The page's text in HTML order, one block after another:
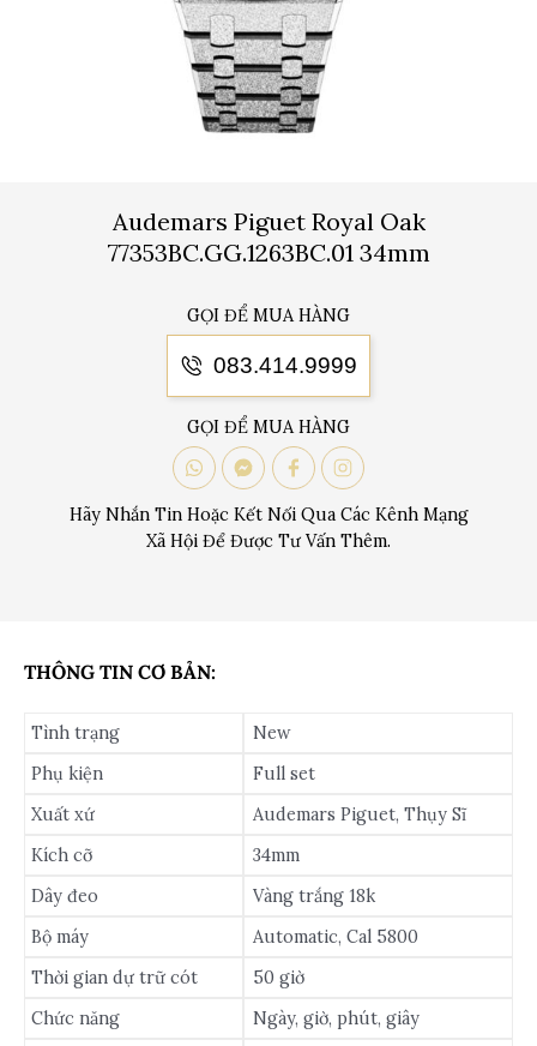
Audemars Piguet Royal Oak
77353BC.GG.1263BC.01 34mm
GỌI ĐỂ MUA HÀNG
083.414.9999
GỌI ĐỂ MUA HÀNG
Hãy Nhắn Tin Hoặc Kết Nối Qua Các Kênh Mạng
Xã Hội Để Được Tư Vấn Thêm.
THÔNG TIN CƠ BẢN:
Tình trạng
New
Phụ kiện
Full set
Xuất xứ
Audemars Piguet, Thụy Sĩ
Kích cỡ
34mm
Dây đeo
Vàng trắng 18k
Bộ máy
Automatic, Cal 5800
Thời gian dự trữ cót
50 giờ
Chức năng
Ngày, giờ, phút, giây